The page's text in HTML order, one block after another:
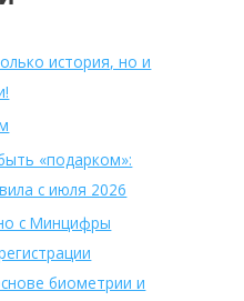
история, но и
«подарком»:
с июля 2026
с Минцифры
биометрии и